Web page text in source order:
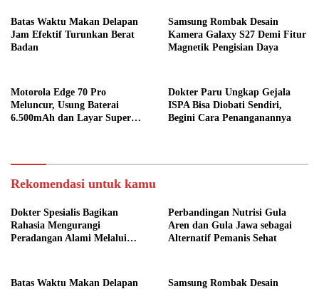
Batas Waktu Makan Delapan
Jam Efektif Turunkan Berat
Badan
Samsung Rombak Desain
Kamera Galaxy S27 Demi Fitur
Magnetik Pengisian Daya
Motorola Edge 70 Pro
Meluncur, Usung Baterai
6.500mAh dan Layar Super
Dokter Paru Ungkap Gejala
ISPA Bisa Diobati Sendiri,
Begini Cara Penanganannya
Rekomendasi untuk kamu
Dokter Spesialis Bagikan
Rahasia Mengurangi
Peradangan Alami Melalui
Perbandingan Nutrisi Gula
Aren dan Gula Jawa sebagai
Alternatif Pemanis Sehat
Batas Waktu Makan Delapan
Samsung Rombak Desain